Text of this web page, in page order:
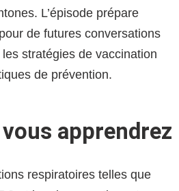
L’épisode prépare
de futures conversations
stratégies de vaccination
de prévention.
apprendrez
respiratoires telles que